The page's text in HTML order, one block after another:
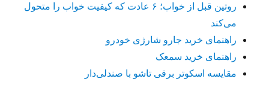
روتین قبل از خواب؛ ۶ عادت که کیفیت خواب را متحول
می‌کند
راهنمای خرید جارو شارژی خودرو
راهنمای خرید سمعک
مقایسه اسکوتر برقی تاشو با صندلی‌دار